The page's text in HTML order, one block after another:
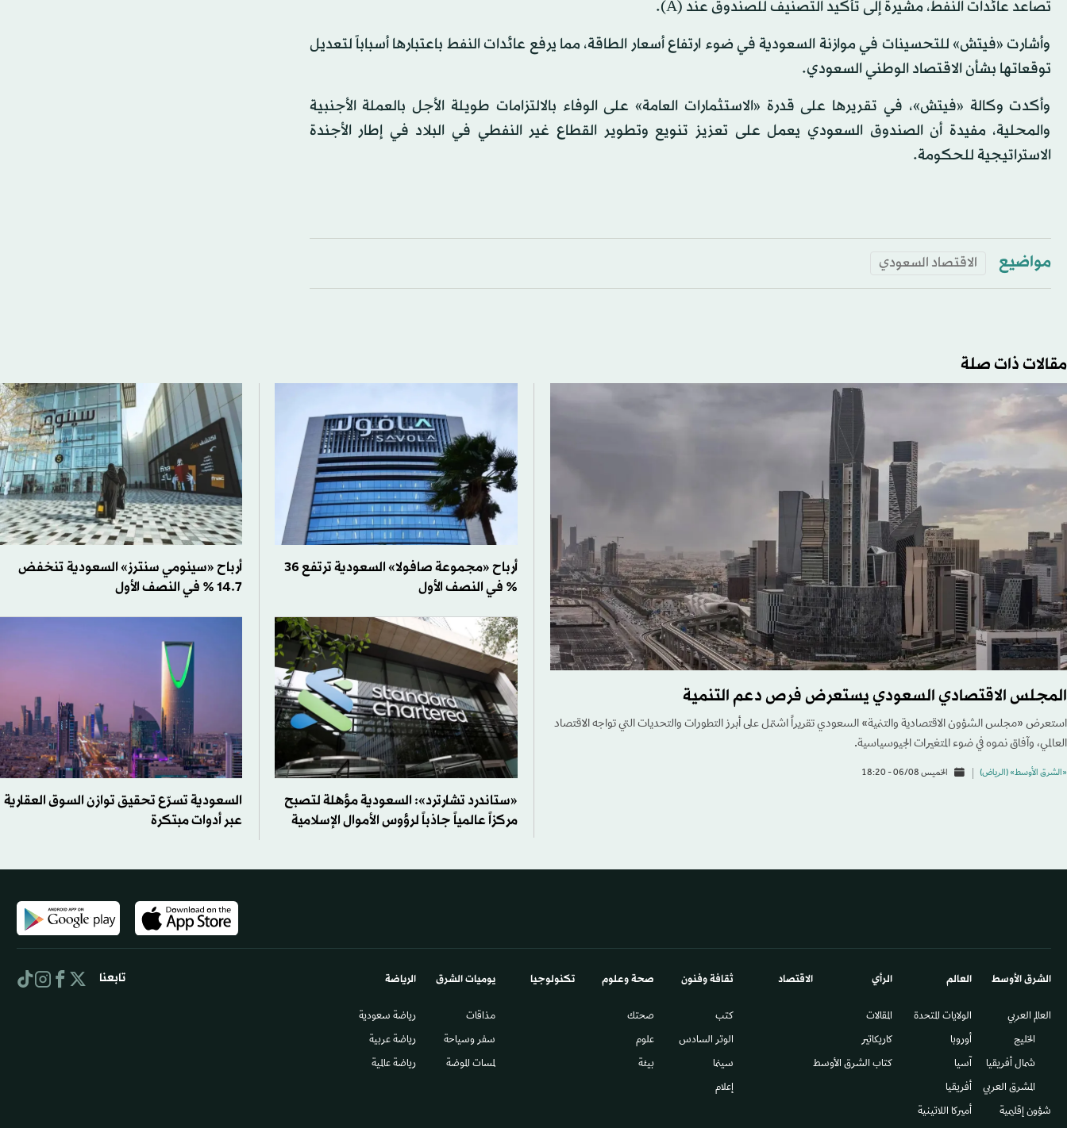
تصاعد عائدات النفط، مشيرة إلى تأكيد التصنيف للصندوق عند (A).
وأشارت «فيتش» للتحسينات في موازنة السعودية في ضوء ارتفاع أسعار الطاقة، مما يرفع عائدات النفط باعتبارها أسباباً لتعديل
توقعاتها بشأن الاقتصاد الوطني السعودي.
وأكدت وكالة «فيتش»، في تقريرها على قدرة «الاستثمارات العامة» على الوفاء بالالتزامات طويلة الأجل بالعملة الأجنبية
والمحلية، مفيدة أن الصندوق السعودي يعمل على تعزيز تنويع وتطوير القطاع غير النفطي في البلاد في إطار الأجندة
الاستراتيجية للحكومة.
مواضيع الاقتصاد السعودي
مقالات ذات صلة
المجلس الاقتصادي السعودي يستعرض فرص دعم التنمية
استعرض «مجلس الشؤون الاقتصادية والتنمية» السعودي تقريراً اشتمل على أبرز التطورات والتحديات التي تواجه الاقتصاد
العالمي، وآفاق نموه في ضوء المتغيرات الجيوسياسية.
«الشرق الأوسط» (الرياض) الخميس 06/08 - 18:20
أرباح «مجموعة صافولا» السعودية ترتفع 36
% في النصف الأول
أرباح «سينومي سنترز» السعودية تنخفض
14.7 % في النصف الأول
«ستاندرد تشارترد»: السعودية مؤهلة لتصبح
مركزاً عالمياً جاذباً لرؤوس الأموال الإسلامية
السعودية تسرّع تحقيق توازن السوق العقارية
عبر أدوات مبتكرة
الشرق الأوسط​
العالم العربي
الخليج
شمال أفريقيا
المشرق العربي
شؤون إقليمية
العالم
الولايات المتحدة
أوروبا
آسيا
أفريقيا
أميركا اللاتينية
الرأي
المقالات
كاريكاتير
كتاب الشرق الأوسط
الاقتصاد ثقافة وفنون
كتب
الوتر السادس​
سينما
إعلام
صحة وعلوم
صحتك
علوم
بيئة
تكنولوجيا يوميات الشرق​
مذاقات
سفر وسياحة
لمسات الموضة
الرياضة
رياضة سعودية
رياضة عربية
رياضة عالمية
تابعنا